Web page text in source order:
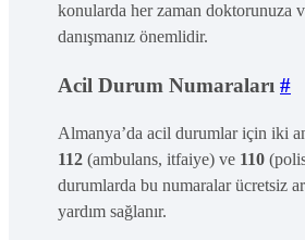
konularda her zaman doktorunuza
danışmanız önemlidir.
Acil Durum Numaraları #
Almanya’da acil durumlar için iki
112 (ambulans, itfaiye) ve 110
durumlarda bu numaralar ücretsiz
yardım sağlanır.